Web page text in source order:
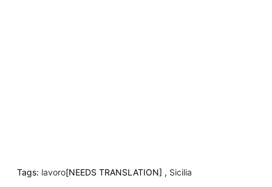
Tags: lavoro[NEEDS TRANSLATION] , Sicilia